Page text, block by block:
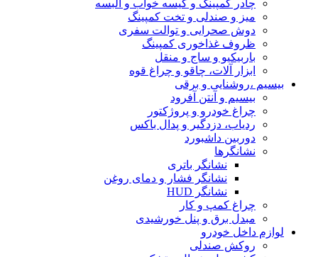
چادر کمپینگ و کیسه خواب و البسه
میز و صندلی و تخت کمپینگ
دوش صحرایی و توالت سفری
ظروف غذاخوری کمپینگ
باربیکیو و ساج و منقل
ابزار آلات، چاقو و چراغ قوه
بیسیم ،روشنایی و برقی
بیسیم و آنتن آفرود
چراغ خودرو و پروژکتور
ردیاب، دزدگیر و پدال باکس
دوربین داشبورد
نشانگرها
نشانگر باتری
نشانگر فشار و دمای روغن
نشانگر HUD
چراغ کمپ و کار
مبدل برق و پنل خورشیدی
لوازم داخل خودرو
روکش صندلی